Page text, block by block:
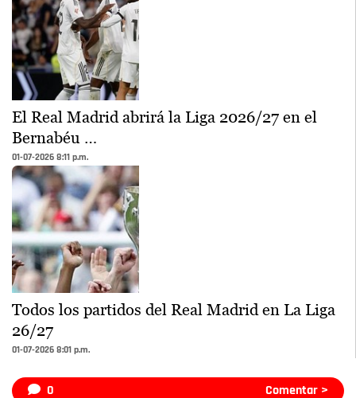
El Real Madrid abrirá la Liga 2026/27 en el
Bernabéu …
01-07-2026 8:11 p.m.
Todos los partidos del Real Madrid en La Liga
26/27
01-07-2026 8:01 p.m.
0 Comentar >